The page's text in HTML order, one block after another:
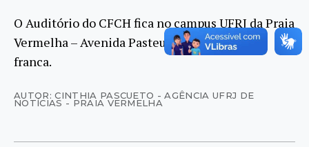
O Auditório do CFCH fica no campus UFRJ da Praia
Vermelha – Avenida Pasteur, 250. A entrada é
franca.
AUTOR: CINTHIA PASCUETO - AGÊNCIA UFRJ DE
NOTÍCIAS - PRAIA VERMELHA